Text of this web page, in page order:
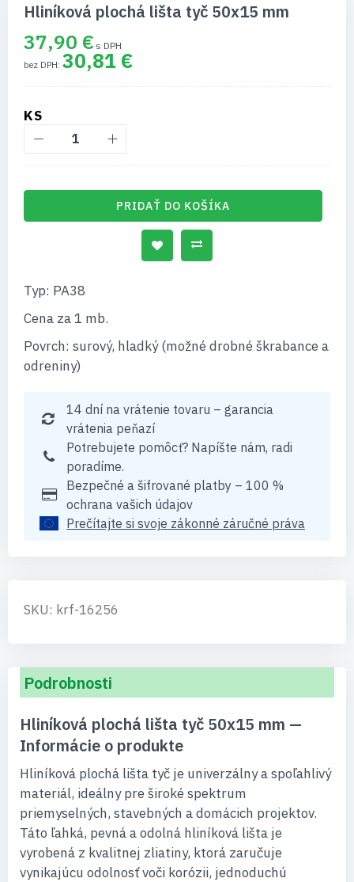
začiatok
galérie
obrázkov
Hliníková plochá lišta tyč 50x15 mm
37,90 €
30,81 €
KS
PRIDAŤ DO KOŠÍKA
Typ: PA38
Cena za 1 mb.
Povrch: surový, hladký (možné drobné škrabance a
odreniny)
14 dní na vrátenie tovaru – garancia
vrátenia peňazí
Potrebujete pomôcť? Napíšte nám, radi
poradíme.
Bezpečné a šifrované platby – 100 %
ochrana vašich údajov
Prečítajte si svoje zákonné záručné práva
SKU: krf-16256
Podrobnosti
Hliníková plochá lišta tyč 50x15 mm —
Informácie o produkte
Hliníková plochá lišta tyč je univerzálny a spoľahlivý
materiál, ideálny pre široké spektrum
priemyselných, stavebných a domácich projektov.
Táto ľahká, pevná a odolná hliníková lišta je
vyrobená z kvalitnej zliatiny, ktorá zaručuje
vynikajúcu odolnosť voči korózii, jednoduchú